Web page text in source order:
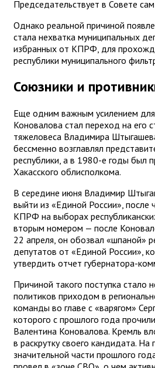
Председательствует в Совете
Однако реальной причиной
стала нехватка муниципальных
избранных от КПРФ, для
республики муниципального
Союзники и
Еще одним важным усилением
Коновалова стал переход на его
тяжеловеса Владимира
бессменно возглавлял
республики, а в 1980-е годы был
Хакасского облисполкома.
В середине июня Владимир
выйти из «Единой России», после
КПРФ на выборах
вторым номером — после
22 апреля, он обозвал «шпаной»
депутатов от «Единой России»,
утвердить отчет губернатора-
Причиной такого поступка стало
политиков приходом в
команды во главе с «варягом»
которого с прошлого года
Валентина Коновалова. Кремль
в раскрутку своего кандидата. На
значительной части прошлого